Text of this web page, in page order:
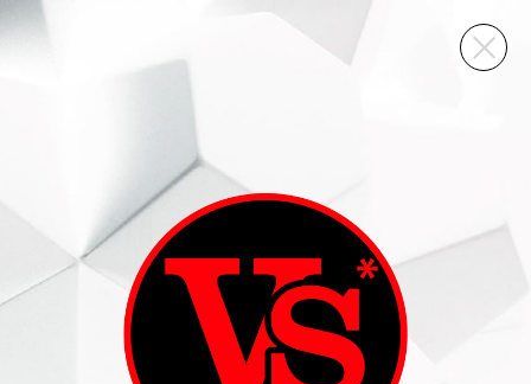
ВИННЫЙ СКЛАД